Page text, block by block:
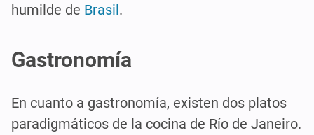
humilde de Brasil.
Gastronomía
En cuanto a gastronomía, existen dos platos
paradigmáticos de la cocina de Río de Janeiro.